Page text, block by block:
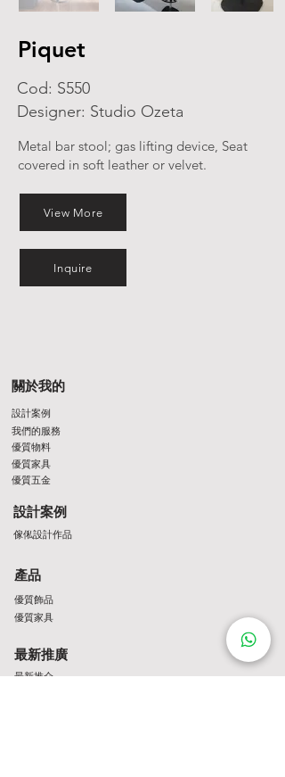
Piquet
Cod: S550
Designer: Studio Ozeta
Metal bar stool; gas lifting device, Seat
covered in soft leather or velvet.
View More
Inquire
關於我的
設計案例
設計案例
我們的服務
傢俬設計作品
優質家具
優質物料
優質五金
產品
優質家具
優質飾品
最新推介
最新推廣